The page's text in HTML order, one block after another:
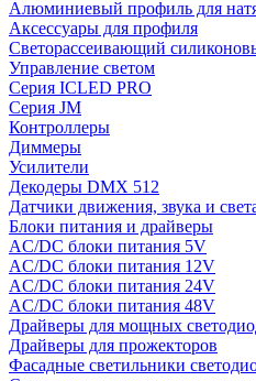
Алюминиевый профиль для
Аксессуары для профиля
Светорассеивающий
Управление светом
Серия ICLED PRO
Серия JM
Контроллеры
Диммеры
Усилители
Декодеры DMX 512
Датчики движения, звука и
Блоки питания и драйверы
AC/DC блоки питания 5V
AC/DC блоки питания 12V
AC/DC блоки питания 24V
AC/DC блоки питания 48V
Драйверы для мощных
Драйверы для прожекторов
Фасадные светильники